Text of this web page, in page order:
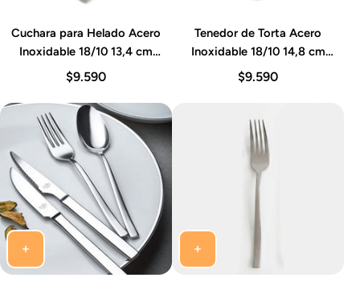
Cuchara para Helado Acero
Inoxidable 18/10 13,4 cm
Grosor 2,5 mm Set 12
$9.590
Tenedor de Torta Acero
Inoxidable 18/10 14,8 cm
Grosor 2,5 mm Set 12
$9.590